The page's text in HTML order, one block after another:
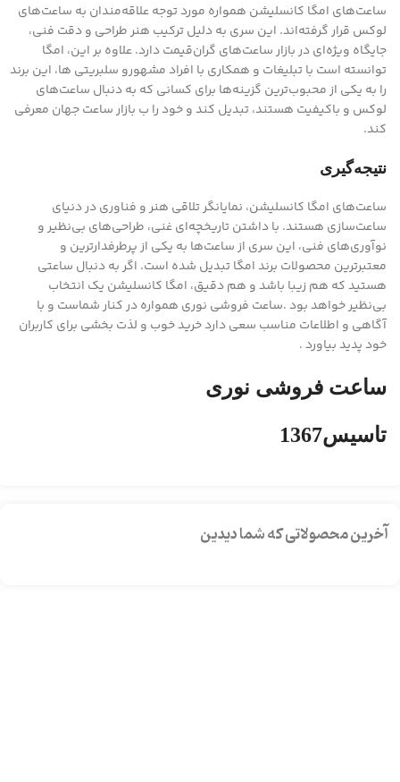
ساعت‌های امگا کانسلیشن همواره مورد توجه علاقه‌مندان به ساعت‌های
لوکس قرار گرفته‌اند. این سری به دلیل ترکیب هنر طراحی و دقت فنی،
جایگاه ویژه‌ای در بازار ساعت‌های گران‌قیمت دارد. علاوه بر این، امگا
توانسته است با تبلیغات و همکاری با افراد مشهورو سلبریتی ها، این برند
را به یکی از محبوب‌ترین گزینه‌ها برای کسانی که به دنبال ساعت‌های
لوکس و باکیفیت هستند، تبدیل کند و خود را ب بازار ساعت جهان معرفی
کند.
نتیجه‌گیری
ساعت‌های امگا کانسلیشن، نمایانگر تلاقی هنر و فناوری در دنیای
ساعت‌سازی هستند. با داشتن تاریخچه‌ای غنی، طراحی‌های بی‌نظیر و
نوآوری‌های فنی، این سری از ساعت‌ها به یکی از پرطرفدارترین و
معتبرترین محصولات برند امگا تبدیل شده است. اگر به دنبال ساعتی
هستید که هم زیبا باشد و هم دقیق، امگا کانسلیشن یک انتخاب
بی‌نظیر خواهد بود .ساعت فروشی نوری همواره در کنار شماست و با
آگاهی و اطلاعات مناسب سعی دارد خرید خوب و لذت بخشی برای کاربران
خود پدید بیاورد .
ساعت فروشی نوری
تاسیس1367
آخرین محصولاتی که شما دیدین